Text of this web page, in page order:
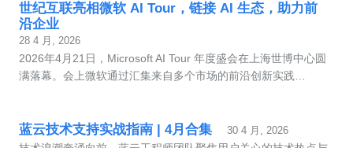
世纪互联亮相微软 AI Tour，链接 AI 生态，助力前
沿企业
28 4 月, 2026
2026年4月21日，Microsoft AI Tour 年度盛会在上海世博中心圆
满落幕。会上微软通过汇集来自多个市场的前沿创新实践…
蓝云技术支持实战指南 | 4月合集 30 4 月, 2026